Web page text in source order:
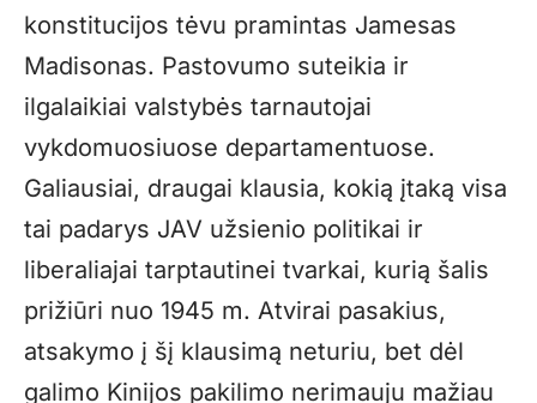
konstitucijos tėvu pramintas Jamesas
Madisonas. Pastovumo suteikia ir
ilgalaikiai valstybės tarnautojai
vykdomuosiuose departamentuose.
Galiausiai, draugai klausia, kokią įtaką visa
tai padarys JAV užsienio politikai ir
liberaliajai tarptautinei tvarkai, kurią šalis
prižiūri nuo 1945 m. Atvirai pasakius,
atsakymo į šį klausimą neturiu, bet dėl
galimo Kinijos pakilimo nerimauju mažiau